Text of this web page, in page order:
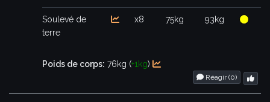
Soulevé de
terre
x8 75kg 93kg
Poids de corps: 76kg (+1kg)
Réagir (0)